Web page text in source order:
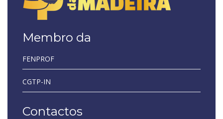
Membro da
FENPROF
CGTP-IN
Contactos